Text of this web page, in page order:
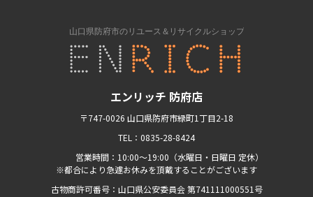
エンリッチ 防府店
〒747-0026 山口県防府市緑町1丁目2-18
TEL：0835-28-8424
営業時間：10:00〜19:00（水曜日・日曜日 定休）
※都合により急遽お休みを頂戴することがございます
古物商許可番号：山口県公安委員会 第741111000551号